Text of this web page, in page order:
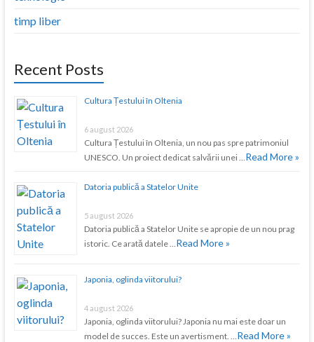
timp liber
Recent Posts
Cultura Țestului în Oltenia
6 august 2026
Cultura Țestului în Oltenia, un nou pas spre patrimoniul
UNESCO. Un proiect dedicat salvării unei … Read More »
Datoria publică a Statelor Unite
5 august 2026
Datoria publică a Statelor Unite se apropie de un nou prag
istoric. Ce arată datele … Read More »
Japonia, oglinda viitorului?
4 august 2026
Japonia, oglinda viitorului? Japonia nu mai este doar un
model de succes. Este un avertisment. … Read More »